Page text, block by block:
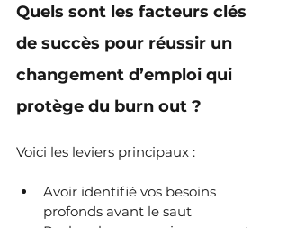
Quels sont les facteurs clés
de succès pour réussir un
changement d’emploi qui
protège du burn out ?
Voici les leviers principaux :
Avoir identifié vos besoins
profonds avant le saut